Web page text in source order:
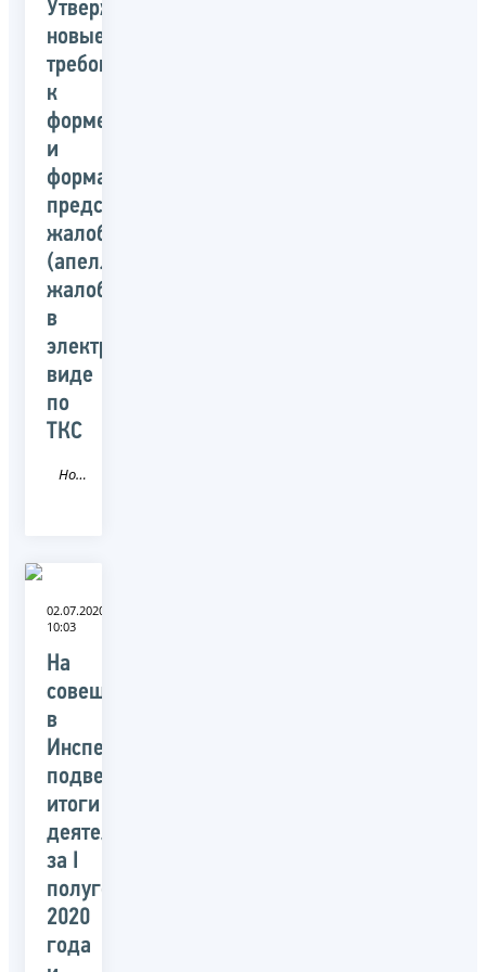
Утверждены
новые
требования
к
форме
и
формату
представления
жалоб
(апелляционных
жалоб)
в
электронном
виде
по
ТКС
Новость
02.07.2020
10:03
На
совещании
в
Инспекции
подведены
итоги
деятельности
за I
полугодие
2020
года